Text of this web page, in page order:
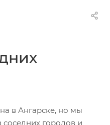
в Ангарске, но мы
соседних городов и